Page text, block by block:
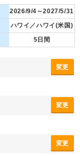
2026/9/4～2027/5/31
ハワイ／ハワイ(米国)
5日間
変更
変更
変更